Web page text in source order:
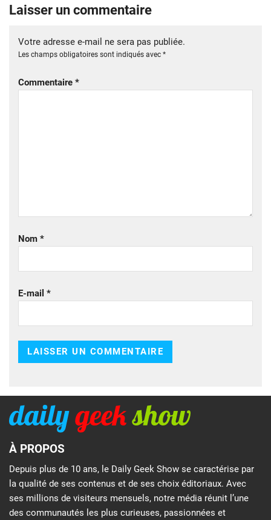
Laisser un commentaire
Votre adresse e-mail ne sera pas publiée.
Les champs obligatoires sont indiqués avec *
Commentaire *
Nom *
E-mail *
À PROPOS
Depuis plus de 10 ans, le Daily Geek Show se caractérise par
la qualité de ses contenus et de ses choix éditoriaux. Avec
ses millions de visiteurs mensuels, notre média réunit l’une
des communautés les plus curieuses, passionnées et